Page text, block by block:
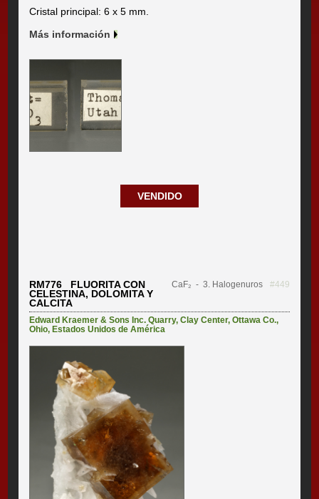
Cristal principal: 6 x 5 mm.
Más información
VENDIDO
RM776 FLUORITA CON
CELESTINA, DOLOMITA Y
CALCITA
CaF₂ - 3. Halogenuros #449
Edward Kraemer & Sons Inc. Quarry,Clay Center,Ottawa Co.,
Ohio, Estados Unidos de América